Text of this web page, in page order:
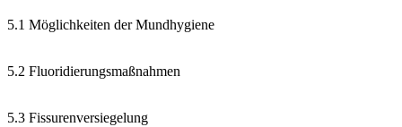
5.1 Möglichkeiten der Mundhygiene
5.2 Fluoridierungsmaßnahmen
5.3 Fissurenversiegelung